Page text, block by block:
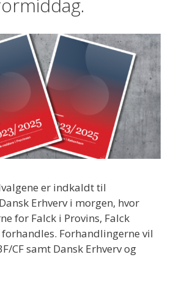
er indkaldt til
Erhverv i morgen, hvor
for Falck i Provins, Falck
forhandles. Forhandlingerne vil
CF samt Dansk Erhverv og